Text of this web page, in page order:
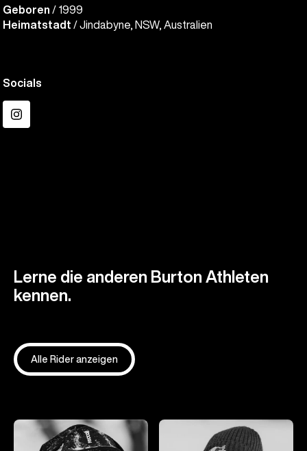
Geboren / 1999
Heimatstadt / Jindabyne, NSW, Australien
Socials
Instagram
Lerne die anderen Burton Athleten
kennen.
Alle Rider anzeigen